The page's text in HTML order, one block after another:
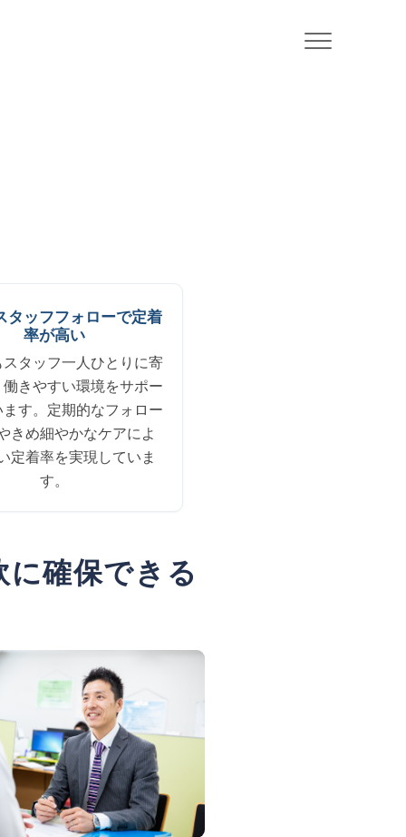
タッフフォローで定着
率が高い
タッフ一人ひとりに寄
きやすい環境をサポー
す。定期的なフォロー
きめ細やかなケアによ
定着率を実現していま
す。
確保できる